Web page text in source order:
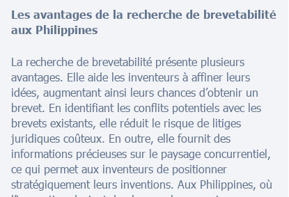
Les avantages de la recherche de brevetabilité
aux Philippines
La recherche de brevetabilité présente plusieurs
avantages. Elle aide les inventeurs à affiner leurs
idées, augmentant ainsi leurs chances d’obtenir un
brevet. En identifiant les conflits potentiels avec les
brevets existants, elle réduit le risque de litiges
juridiques coûteux. En outre, elle fournit des
informations précieuses sur le paysage concurrentiel,
ce qui permet aux inventeurs de positionner
stratégiquement leurs inventions. Aux Philippines, où